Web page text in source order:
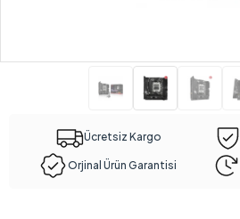
Ücretsiz Kargo
Orjinal Ürün Garantisi